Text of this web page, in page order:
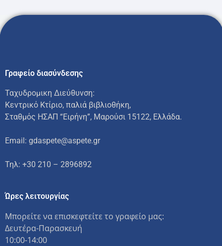
Γραφείο διασύνδεσης
Ταχυδρομικη Διεύθυνση:
Κεντρικό Κτίριο, παλιά βιβλιοθήκη,
Σταθμός ΗΣΑΠ “Ειρήνη”, Μαρούσι 15122, Ελλάδα.
Email: gdaspete@aspete.gr
Τηλ: +30 210 – 2896892
Ώρες λειτουργίας
Μπορείτε να επισκεφτείτε το γραφείο μας:
Δευτέρα-Παρασκευή
10:00-14:00